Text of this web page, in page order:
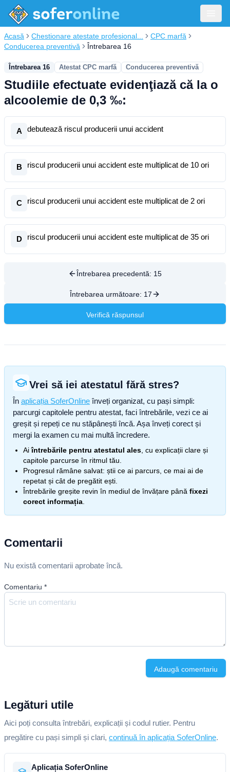
Acasă Chestionare atestate profesional...
CPC marfă
Conducerea preventivă
Întrebarea 16
Întrebarea 16 Atestat CPC marfă Conducerea preventivă
Studiile efectuate evidenţiază că la o
alcoolemie de 0,3 ‰:
A debutează riscul producerii unui accident
B riscul producerii unui accident este multiplicat de 10 ori
C riscul producerii unui accident este multiplicat de 2 ori
D riscul producerii unui accident este multiplicat de 35 ori
Întrebarea precedentă: 15
Întrebarea următoare: 17
Verifică răspunsul
Vrei să iei atestatul fără stres?
În aplicația SoferOnline înveți organizat, cu pași simpli:
parcurgi capitolele pentru atestat, faci întrebările, vezi ce ai
greșit și repeți ce nu stăpânești încă. Așa înveți corect și
mergi la examen cu mai multă încredere.
Aiîntrebările pentru atestatul ales , cu explicații clare și
capitole parcurse în ritmul tău.
Progresul rămâne salvat: știi ce ai parcurs, ce mai ai de
repetat și cât de pregătit ești.
Întrebările greșite revin în mediul de învățare până fixezi
corect informația
Comentarii
Nu există comentarii aprobate încă.
Comentariu *
Adaugă comentariu
Legături utile
Aici poți consulta întrebări, explicații și codul rutier. Pentru
pregătire cu pași simpli și clari, continuă în aplicația SoferOnline.
Aplicația SoferOnline